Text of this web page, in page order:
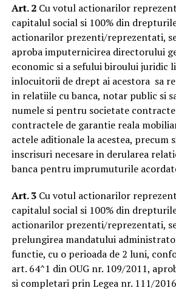
Art. 2Cu votul actionarilor
capitalul social si 100% din
actionarilor prezenti/reprezentati,
aproba imputernicirea directorului
economic si a sefului biroului juridic
inlocuitorii de drept ai acestora sa
in relatiile cu banca, notar public si
numele si pentru societate
contractele de garantie reala
actele aditionale la acestea, precum
inscrisuri necesare in derularea
banca pentru imprumuturile
Art. 3Cu votul actionarilor
capitalul social si 100% din
actionarilor prezenti/reprezentati,
prelungirea mandatului
functie, cu o perioada de 2 luni,
art. 64^1 din OUG nr. 109/2011,
si completari prin Legea nr. 111/